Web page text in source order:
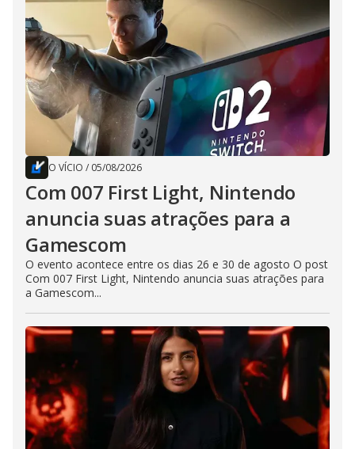
O VÍCIO / 05/08/2026
Com 007 First Light, Nintendo
anuncia suas atrações para a
Gamescom
O evento acontece entre os dias 26 e 30 de agosto O post
Com 007 First Light, Nintendo anuncia suas atrações para
a Gamescom...